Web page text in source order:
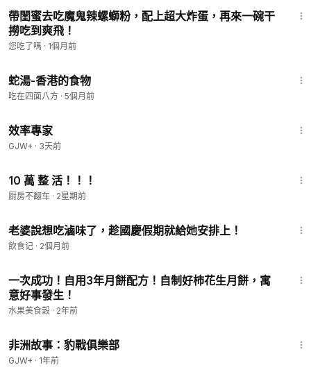
帶閨蜜去吃魔鬼辣螺螄粉，配上超大炸蛋，再來一碗干
撈吃到爽飛！
您吃了嗎 · 1個月前
蛇湯-香港的食物
吃在四面八方 · 5個月前
效率專家
GJW+ · 3天前
10 萬 整 活！！！
厨房不翻车 · 2星期前
老婆說想吃滷味了，趁國慶假期就給她安排上！
飲食记 · 2個月前
一次成功！自用3年月餅配方！自制好柿花生月餅，寓
意好事發生！
水果美食穀 · 2年前
非洲故事：豹戰俱樂部
GJW+ · 1年前